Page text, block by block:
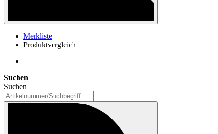
Merkliste
Produktvergleich
Suchen
Suchen